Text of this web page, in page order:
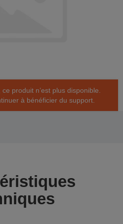
produit n’est plus disponible.
à bénéficier du support.